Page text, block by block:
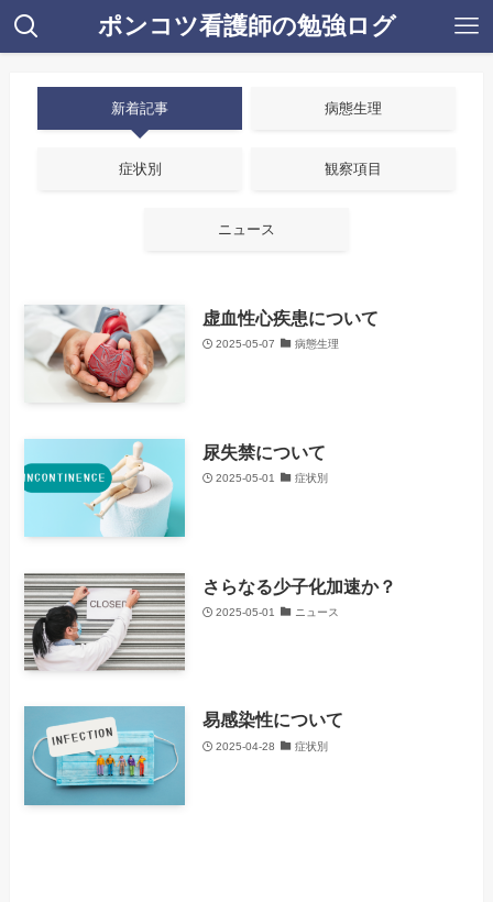
ポンコツ看護師の勉強ログ
新着記事 病態生理
症状別 観察項目
ニュース
虚血性心疾患について
2025-05-07 病態生理
尿失禁について
2025-05-01 症状別
さらなる少子化加速か？
2025-05-01 ニュース
易感染性について
2025-04-28 症状別